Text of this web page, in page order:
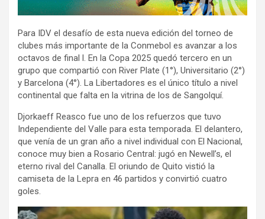
Para IDV el desafío de esta nueva edición del torneo de
clubes más importante de la Conmebol es avanzar a los
octavos de final l. En la Copa 2025 quedó tercero en un
grupo que compartió con River Plate (1°), Universitario (2°)
y Barcelona (4°). La Libertadores es el único título a nivel
continental que falta en la vitrina de los de Sangolquí.
Djorkaeff Reasco fue uno de los refuerzos que tuvo
Independiente del Valle para esta temporada. El delantero,
que venía de un gran año a nivel individual con El Nacional,
conoce muy bien a Rosario Central: jugó en Newell’s, el
eterno rival del Canalla. El oriundo de Quito vistió la
camiseta de la Lepra en 46 partidos y convirtió cuatro
goles.